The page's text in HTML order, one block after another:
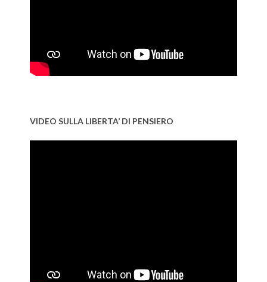
VIDEO SULLA LIBERTA’ DI PENSIERO